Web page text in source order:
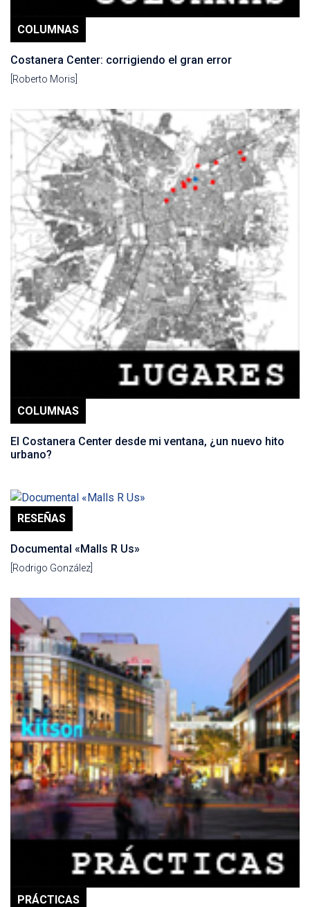
COLUMNAS
Costanera Center: corrigiendo el gran error
[Roberto Moris]
COLUMNAS
El Costanera Center desde mi ventana, ¿un nuevo hito
urbano?
RESEÑAS
Documental «Malls R Us»
[Rodrigo González]
PRÁCTICAS